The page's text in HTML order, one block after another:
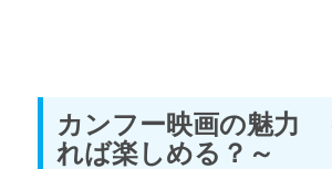
カンフー映画の魅力
れば楽しめる？～